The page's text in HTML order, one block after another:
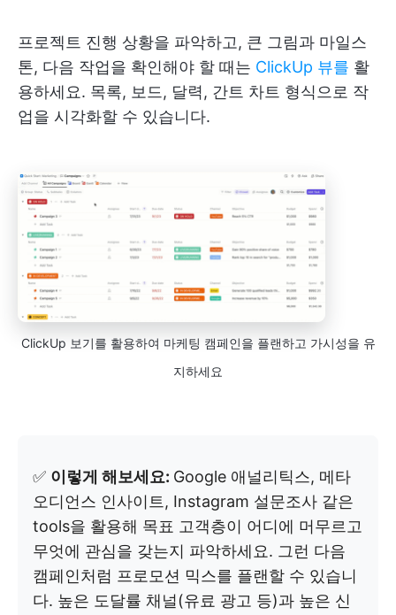
프로젝트 진행 상황을 파악하고, 큰 그림과 마일스
톤, 다음 작업을 확인해야 할 때는 ClickUp 뷰를 활
용하세요. 목록, 보드, 달력, 간트 차트 형식으로 작
업을 시각화할 수 있습니다.
ClickUp 보기를 활용하여 마케팅 캠페인을 플랜하고 가시성을 유
지하세요
✅ 이렇게 해보세요: Google 애널리틱스, 메타
오디언스 인사이트, Instagram 설문조사 같은
tools을 활용해 목표 고객층이 어디에 머무르고
무엇에 관심을 갖는지 파악하세요. 그런 다음
캠페인처럼 프로모션 믹스를 플랜할 수 있습니
다. 높은 도달률 채널(유료 광고 등)과 높은 신